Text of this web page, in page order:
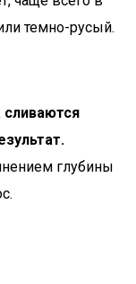
темно-русый.
глубины